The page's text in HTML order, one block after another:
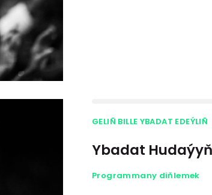
GELIÑ BILLE YBADAT EDEÝLIÑ
Ybadat
Programmany diňlemek